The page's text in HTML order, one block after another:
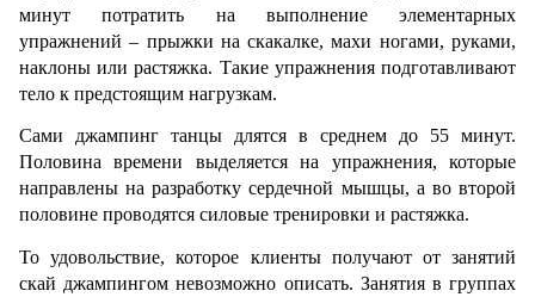
минут потратить на выполнение элементарных
упражнений – прыжки на скакалке, махи ногами, руками,
наклоны или растяжка. Такие упражнения подготавливают
тело к предстоящим нагрузкам.
Сами джампинг танцы длятся в среднем до 55 минут.
Половина времени выделяется на упражнения, которые
направлены на разработку сердечной мышцы, а во второй
половине проводятся силовые тренировки и растяжка.
То удовольствие, которое клиенты получают от занятий
скай джампингом невозможно описать. Занятия в группах